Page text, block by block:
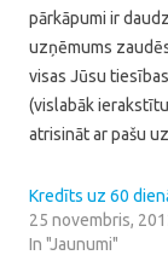
pārkāpumi ir
uzņēmums
visas Jūsu
(vislabāk
atrisināt ar pašu
Kredīts uz 60
25 novembris,
In "Jaunumi"